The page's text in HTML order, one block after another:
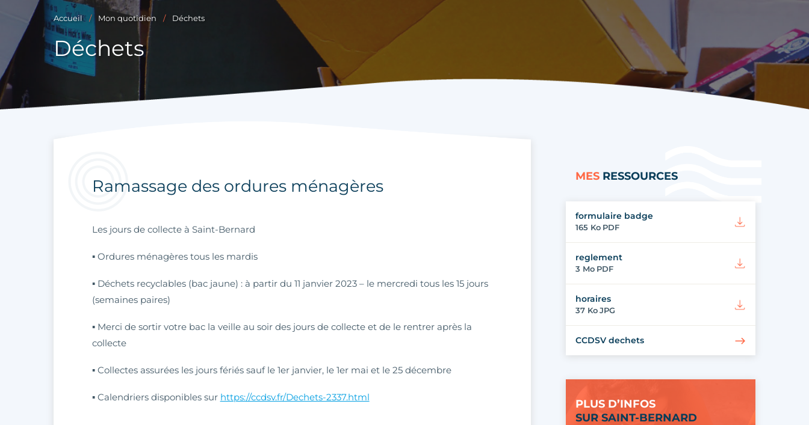
Accueil Mon quotidien Déchets
Déchets
Ramassage des ordures ménagères
Les jours de collecte à Saint-Bernard
▪ Ordures ménagères tous les mardis
▪ Déchets recyclables (bac jaune) : à partir du 11 janvier 2023 – le mercredi tous les 15 jours
(semaines paires)
▪ Merci de sortir votre bac la veille au soir des jours de collecte et de le rentrer après la
collecte
▪ Collectes assurées les jours fériés sauf le 1er janvier, le 1er mai et le 25 décembre
▪ Calendriers disponibles sur https://ccdsv.fr/Dechets-2337.html
MESRESSOURCES
formulaire badge
165 Ko PDF
reglement
3 Mo PDF
horaires
37 Ko JPG
CCDSV dechets
PLUS D’INFOS
SUR SAINT-BERNARD